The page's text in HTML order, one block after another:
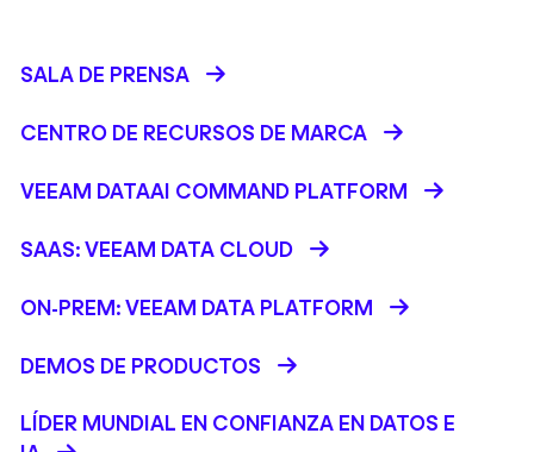
SALA DE PRENSA
CENTRO DE RECURSOS DE MARCA
VEEAM DATAAI COMMAND PLATFORM
SAAS: VEEAM DATA CLOUD
ON-PREM: VEEAM DATA PLATFORM
DEMOS DE PRODUCTOS
LÍDER MUNDIAL EN CONFIANZA EN DATOS E